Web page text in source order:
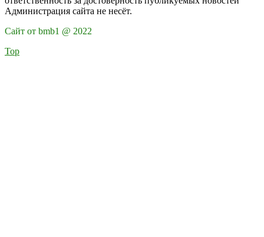
Администрация сайта не несёт.
Сайт от bmb1 @ 2022
Top